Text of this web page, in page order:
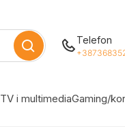
Telefon
TV i multimediaGaming/